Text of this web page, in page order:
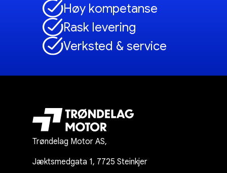
Høy kompetanse
Rask levering
Verksted & service
Trøndelag Motor AS,
Jæktsmedgata 1, 7725 Steinkjer